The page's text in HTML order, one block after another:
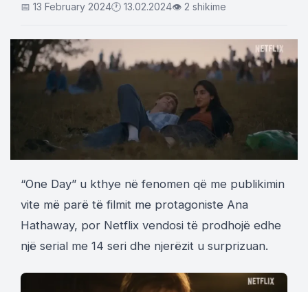
📅 13 February 2024🕐 13.02.2024👁 2 shikime
“One Day” u kthye në fenomen që me publikimin
vite më parë të filmit me protagoniste Ana
Hathaway, por Netflix vendosi të prodhojë edhe
një serial me 14 seri dhe njerëzit u surprizuan.